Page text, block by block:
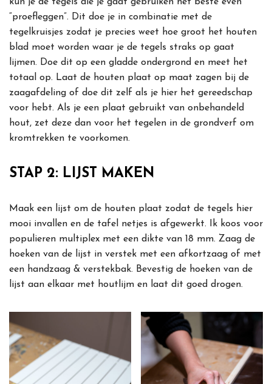
“proefleggen”. Dit doe je in combinatie met de
tegelkruisjes zodat je precies weet hoe groot het houten
blad moet worden waar je de tegels straks op gaat
lijmen. Doe dit op een gladde ondergrond en meet het
totaal op. Laat de houten plaat op maat zagen bij de
zaagafdeling of doe dit zelf als je hier het gereedschap
voor hebt. Als je een plaat gebruikt van onbehandeld
hout, zet deze dan voor het tegelen in de grondverf om
kromtrekken te voorkomen.
STAP 2: LIJST MAKEN
Maak een lijst om de houten plaat zodat de tegels hier
mooi invallen en de tafel netjes is afgewerkt. Ik koos voor
populieren multiplex met een dikte van 18 mm. Zaag de
hoeken van de lijst in verstek met een afkortzaag of met
een handzaag & verstekbak. Bevestig de hoeken van de
lijst aan elkaar met houtlijm en laat dit goed drogen.